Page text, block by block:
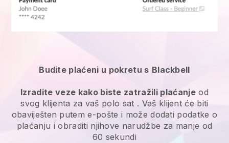
Budite plaćeni u pokretu s Blackbell
Izradite veze kako biste zatražili plaćanjeod
svog klijenta za vaš polo sat . Vaš klijent će biti
obaviješten putem e-pošte i može dodati podatke o
plaćanju i obraditi njihove narudžbe za manje od
60 sekundi